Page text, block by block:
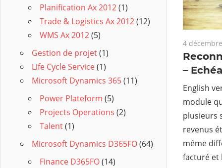
4
–
English
module
plusieurs
revenus
même
facturé et
Planification Ax 2012(1)
Trade & Logistics Ax 2012(12)
WMS Ax 2012(5)
Gestion de projet(1)
Life Cycle Service(1)
Microsoft Dynamics 365(11)
Power Plateform (5)
Projects Operations (2)
Talent(1)
Microsoft Dynamics D365FO(64)
Finance D365FO(14)